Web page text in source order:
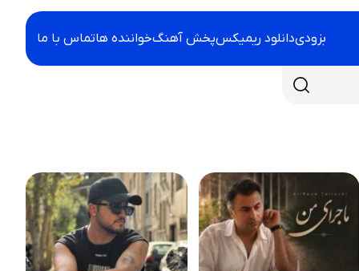
بزودیدانلود ریمیکسپخش آهنگخواننده هاتماس با ما